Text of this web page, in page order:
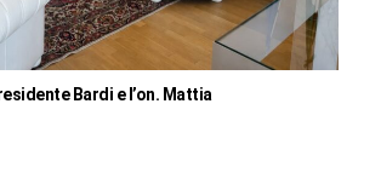
Bardi e l’on. Mattia